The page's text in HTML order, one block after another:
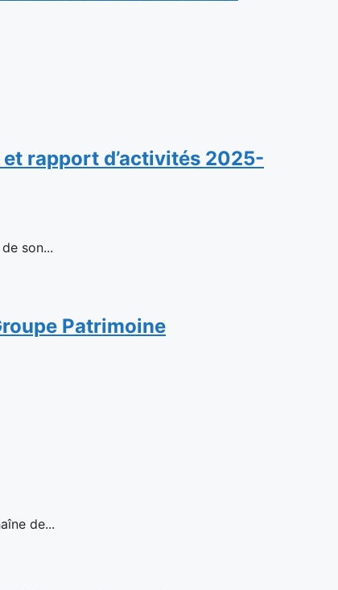
rapport d’activités 2025-
son...
Patrimoine
de...